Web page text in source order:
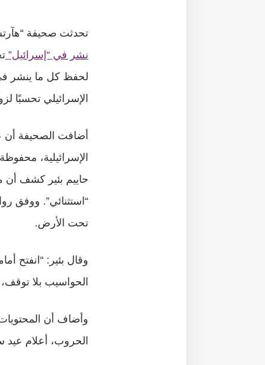
تحدثت صحيفة
نشر في “إسرائيل”
لحفظ كل ما ينشر في
الإسرائيلي تحسبًا
أضافت الصحيفة أن
الإسرائيلية،
حاييم بئير كشف أن
“استثنائي”. ووفق
تحت الأرض.
وقال بئير: “انفتح
الحواسيب بلا
وأضاف أن
الحروب، أعلام عيد